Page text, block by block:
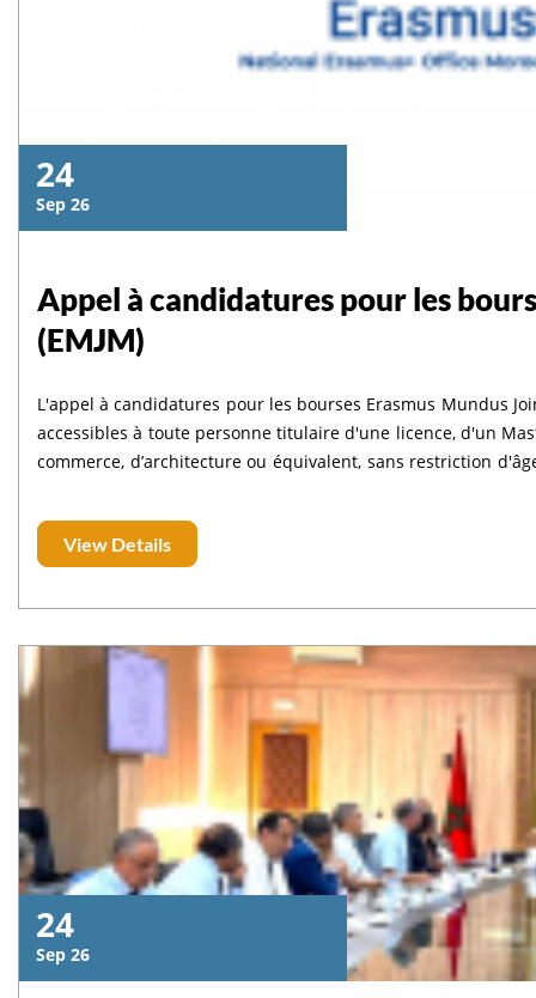
24
Sep 26
Appel à candidatures pour les
(EMJM)
L'appel à candidatures pour les bourses Erasmus Mundus
accessibles à toute personne titulaire d'une licence, d'un
commerce, d’architecture ou équivalent, sans restriction
bénéficiaires : erasmusplus.ma/bourseemjm.
View Details
24
Sep 26